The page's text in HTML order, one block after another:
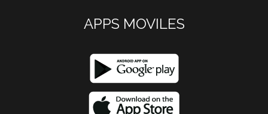
APPS MOVILES